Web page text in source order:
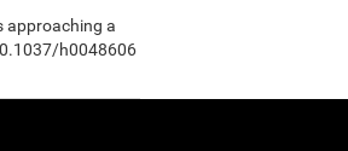
approaching a
h0048606